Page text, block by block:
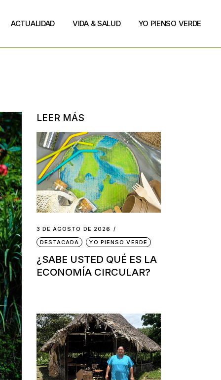
ACTUALIDAD VIDA & SALUD YO PIENSO VERDE
LEER MÁS
3 DE AGOSTO DE 2026
DESTACADA
YO PIENSO VERDE
¿SABE USTED QUÉ ES LA
ECONOMÍA CIRCULAR?